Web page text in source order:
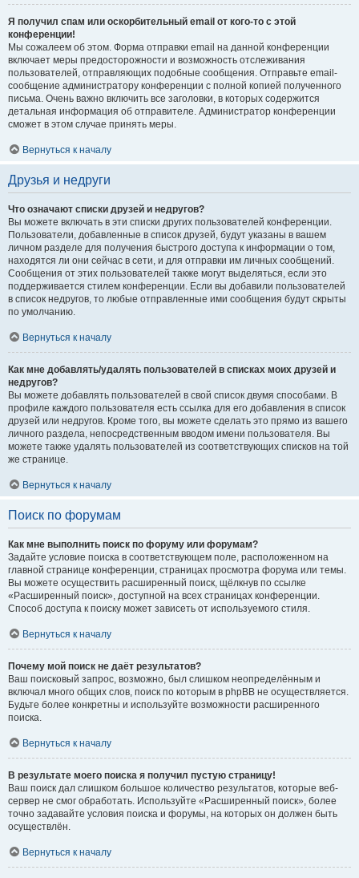
Я получил спам или оскорбительный email от кого-то с этой
конференции!
Мы сожалеем об этом. Форма отправки email на данной конференции
включает меры предосторожности и возможность отслеживания
пользователей, отправляющих подобные сообщения. Отправьте email-
сообщение администратору конференции с полной копией полученного
письма. Очень важно включить все заголовки, в которых содержится
детальная информация об отправителе. Администратор конференции
сможет в этом случае принять меры.
Вернуться к началу
Друзья и недруги
Что означают списки друзей и недругов?
Вы можете включать в эти списки других пользователей конференции.
Пользователи, добавленные в список друзей, будут указаны в вашем
личном разделе для получения быстрого доступа к информации о том,
находятся ли они сейчас в сети, и для отправки им личных сообщений.
Сообщения от этих пользователей также могут выделяться, если это
поддерживается стилем конференции. Если вы добавили пользователей
в список недругов, то любые отправленные ими сообщения будут скрыты
по умолчанию.
Вернуться к началу
Как мне добавлять/удалять пользователей в списках моих друзей и
недругов?
Вы можете добавлять пользователей в свой список двумя способами. В
профиле каждого пользователя есть ссылка для его добавления в список
друзей или недругов. Кроме того, вы можете сделать это прямо из вашего
личного раздела, непосредственным вводом имени пользователя. Вы
можете также удалять пользователей из соответствующих списков на той
же странице.
Вернуться к началу
Поиск по форумам
Как мне выполнить поиск по форуму или форумам?
Задайте условие поиска в соответствующем поле, расположенном на
главной странице конференции, страницах просмотра форума или темы.
Вы можете осуществить расширенный поиск, щёлкнув по ссылке
«Расширенный поиск», доступной на всех страницах конференции.
Способ доступа к поиску может зависеть от используемого стиля.
Вернуться к началу
Почему мой поиск не даёт результатов?
Ваш поисковый запрос, возможно, был слишком неопределённым и
включал много общих слов, поиск по которым в phpBB не осуществляется.
Будьте более конкретны и используйте возможности расширенного
поиска.
Вернуться к началу
В результате моего поиска я получил пустую страницу!
Ваш поиск дал слишком большое количество результатов, которые веб-
сервер не смог обработать. Используйте «Расширенный поиск», более
точно задавайте условия поиска и форумы, на которых он должен быть
осуществлён.
Вернуться к началу